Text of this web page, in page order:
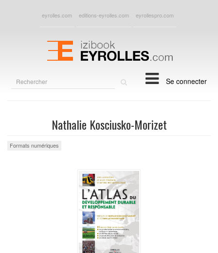
eyrolles.com editions-eyrolles.com eyrollespro.com
Se connecter
Nathalie Kosciusko-Morizet
Formats numériques